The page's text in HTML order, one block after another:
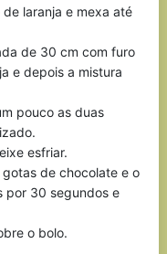
laranja e mexa até
de 30 cm com furo
e depois a mistura
pouco as duas
esfriar.
de chocolate e o
por 30 segundos e
o bolo.